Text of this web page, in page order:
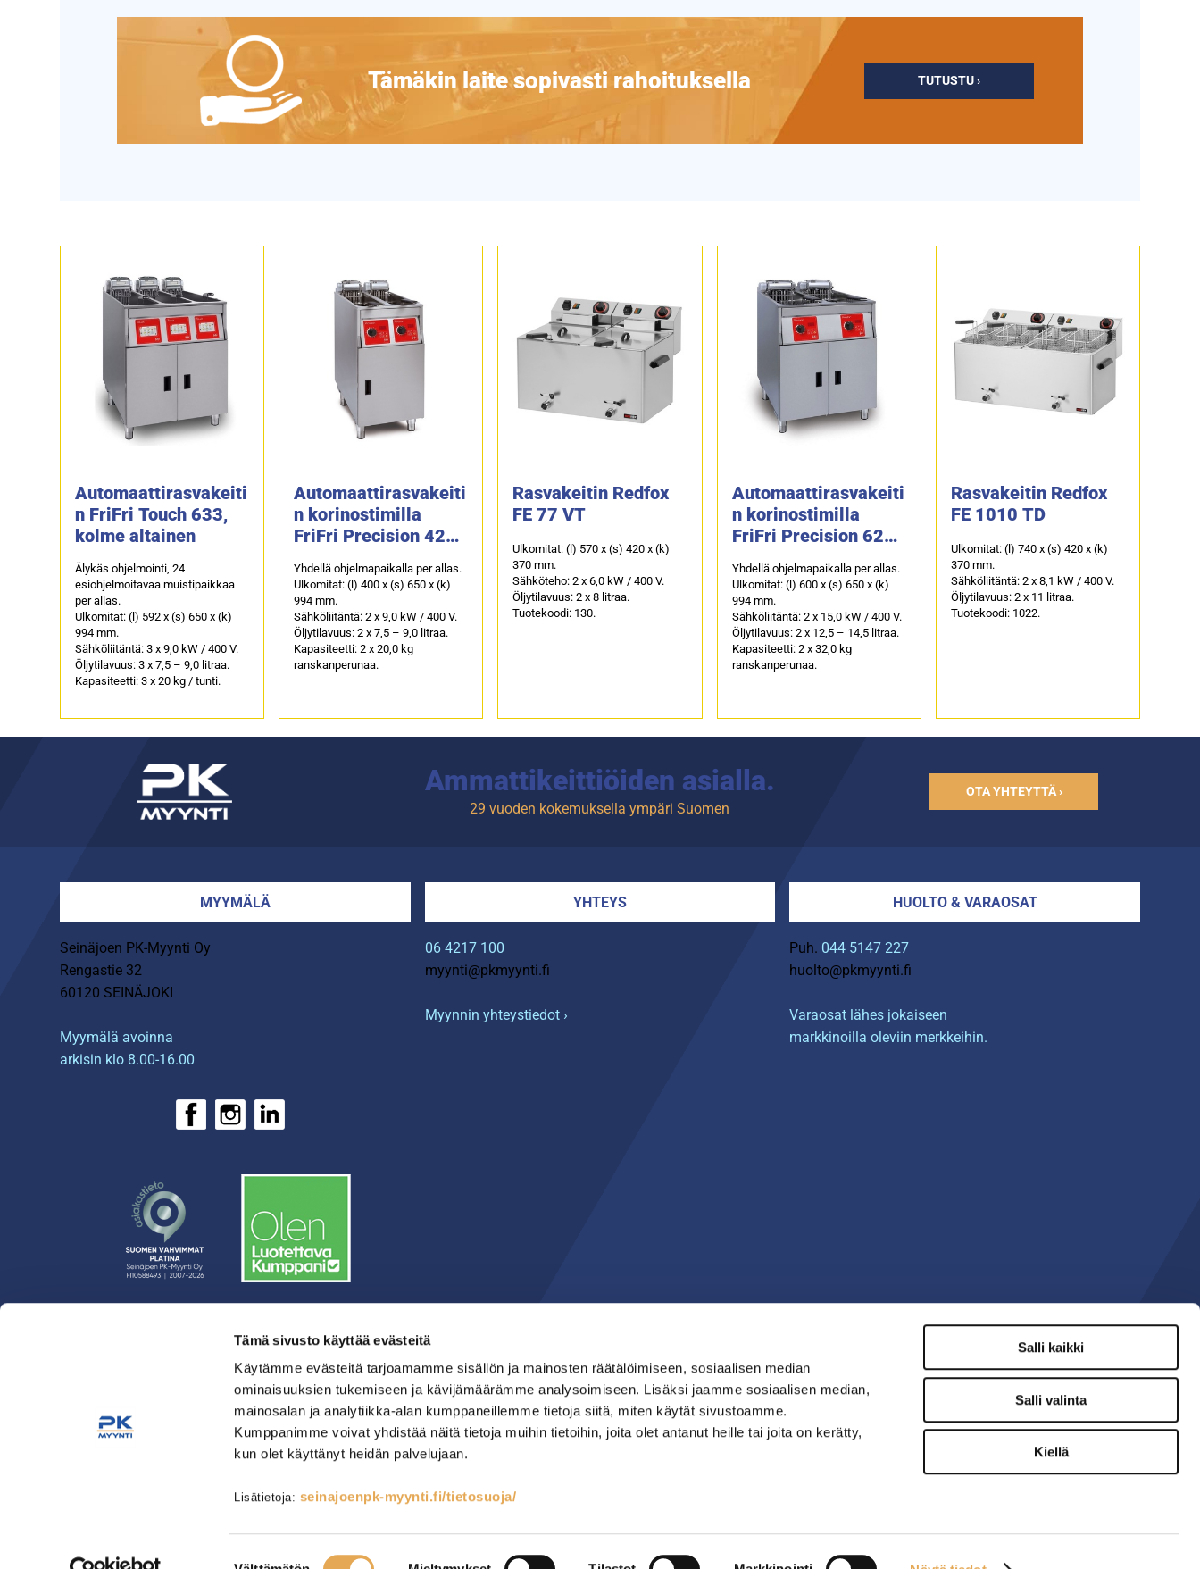
Tämä sivusto käyttää evästeitä
Käytämme evästeitä tarjoamamme sisällön ja mainosten räätälöimiseen, sosiaalisen median
ominaisuuksien tukemiseen ja kävijämäärämme analysoimiseen. Lisäksi jaamme sosiaalisen median,
mainosalan ja analytiikka-alan kumppaneillemme tietoja siitä, miten käytät sivustoamme.
Kumppanimme voivat yhdistää näitä tietoja muihin tietoihin, joita olet antanut heille tai joita on kerätty,
kun olet käyttänyt heidän palvelujaan.
Lisätietoja: seinajoenpk-myynti.fi/tietosuoja/
Salli kaikki
Salli valinta
Kiellä
Tämäkin laite sopivasti rahoituksella TUTUSTU ›
Automaattirasvakeiti
n FriFri Touch 633,
kolme altainen
Älykäs ohjelmointi, 24
esiohjelmoitavaa muistipaikkaa
per allas.
Ulkomitat: (l) 592 x (s) 650 x (k)
994 mm.
Sähköliitäntä: 3 x 9,0 kW / 400 V.
Öljytilavuus: 3 x 7,5 – 9,0 litraa.
Kapasiteetti: 3 x 20 kg / tunti.
Automaattirasvakeiti
n korinostimilla
FriFri Precision 422,
Yhdellä ohjelmapaikalla per allas.
Ulkomitat: (l) 400 x (s) 650 x (k)
994 mm.
Sähköliitäntä: 2 x 9,0 kW / 400 V.
Öljytilavuus: 2 x 7,5 – 9,0 litraa.
Kapasiteetti: 2 x 20,0 kg
ranskanperunaa.
Rasvakeitin Redfox
FE 77 VT
Ulkomitat: (l) 570 x (s) 420 x (k)
370 mm.
Sähköteho: 2 x 6,0 kW / 400 V.
Öljytilavuus: 2 x 8 litraa.
Tuotekoodi: 130.
Automaattirasvakeiti
n korinostimilla
FriFri Precision 622,
Yhdellä ohjelmapaikalla per allas.
Ulkomitat: (l) 600 x (s) 650 x (k)
994 mm.
Sähköliitäntä: 2 x 15,0 kW / 400 V.
Öljytilavuus: 2 x 12,5 – 14,5 litraa.
Kapasiteetti: 2 x 32,0 kg
ranskanperunaa.
Rasvakeitin Redfox
FE 1010 TD
Ulkomitat: (l) 740 x (s) 420 x (k)
370 mm.
Sähköliitäntä: 2 x 8,1 kW / 400 V.
Öljytilavuus: 2 x 11 litraa.
Tuotekoodi: 1022.
Ammattikeittiöiden asialla.
29 vuoden kokemuksella ympäri Suomen
OTA YHTEYTTÄ ›
MYYMÄLÄ
Seinäjoen PK-Myynti Oy
Rengastie 32
60120 SEINÄJOKI
Myymälä avoinna
arkisin klo 8.00-16.00
YHTEYS
06 4217 100
myynti@pkmyynti.fi
Myynnin yhteystiedot ›
HUOLTO & VARAOSAT
Puh. 044 5147 227
huolto@pkmyynti.fi
Varaosat lähes jokaiseen
markkinoilla oleviin merkkeihin.
› Yritys
› Yhteystiedot
Tarvikkeet RST-kalusteet
Mainostoimisto Semio